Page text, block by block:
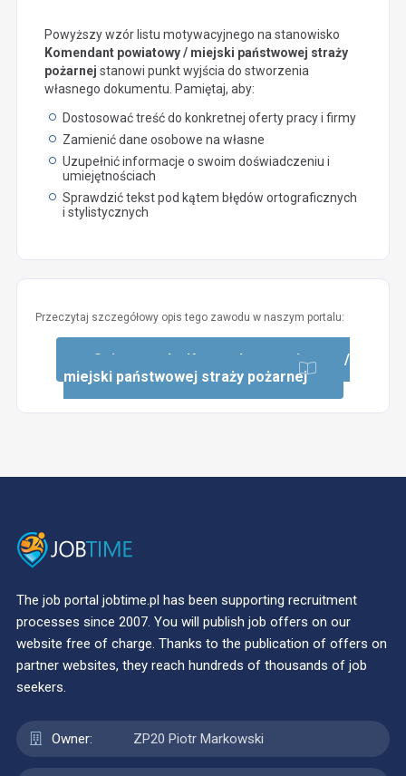
Powyższy wzór listu motywacyjnego na stanowisko
Komendant powiatowy / miejski państwowej straży
pożarnej stanowi punkt wyjścia do stworzenia
własnego dokumentu. Pamiętaj, aby:
Dostosować treść do konkretnej oferty pracy i firmy
Zamienić dane osobowe na własne
Uzupełnić informacje o swoim doświadczeniu i
umiejętnościach
Sprawdzić tekst pod kątem błędów ortograficznych
i stylistycznych
Przeczytaj szczegółowy opis tego zawodu w naszym portalu:
Opis zawodu: Komendant powiatowy /
miejski państwowej straży pożarnej
The job portal jobtime.pl has been supporting recruitment
processes since 2007. You will publish job offers on our
website free of charge. Thanks to the publication of offers on
partner websites, they reach hundreds of thousands of job
seekers.
Owner: ZP20 Piotr Markowski